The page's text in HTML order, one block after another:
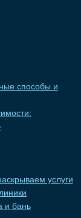
способы и
услуги
и бань